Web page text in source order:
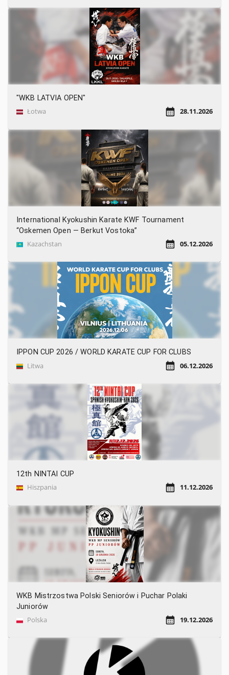
"WKB LATVIA OPEN"
Łotwa 28.11.2026
International Kyokushin Karate KWF Tournament
“Oskemen Open — Berkut Vostoka”
Kazachstan 05.12.2026
IPPON CUP 2026 / WORLD KARATE CUP FOR CLUBS
Litwa 06.12.2026
12th NINTAI CUP
Hiszpania 11.12.2026
WKB Mistrzostwa Polski Seniorów i Puchar Polaki
Juniorów
Polska 19.12.2026